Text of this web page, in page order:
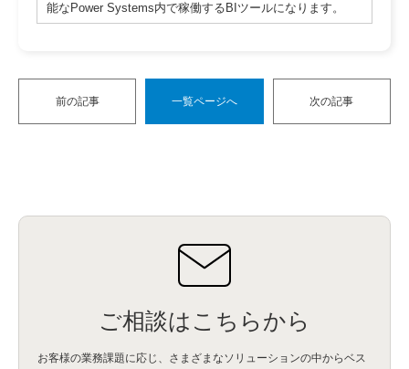
能なPower Systems内で稼働するBIツールになります。
前の記事 一覧ページへ 次の記事
ご相談はこちらから
お客様の業務課題に応じ、さまざまなソリューションの中からベス